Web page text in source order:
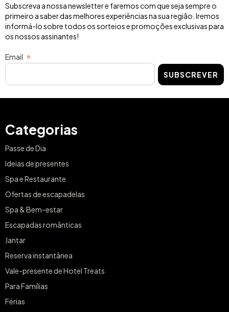
Subscreva a nossa newsletter e faremos com que seja sempre o
primeiro a saber das melhores experiências na sua região. Iremos
informá-lo sobre todos os sorteios e promoções exclusivas para
os nossos assinantes!
Email
SUBSCREVER
Categorias
Passe de Dia
Ideias de presentes
Spa e Restaurante
Ofertas de escapadelas
Spa & Bem-estar
Escapadas românticas
Jantar
Reserva instantânea
Vale-presente de Hotel Treats
Para Famílias
Férias